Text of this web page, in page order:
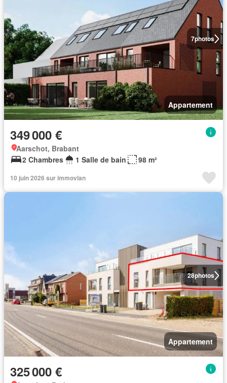
7photos
Appartement
349 000 €
Aarschot, Brabant
2 Chambres
1 Salle de bain 98 m²
10 juin 2026 sur immovlan
28photos
Appartement
325 000 €